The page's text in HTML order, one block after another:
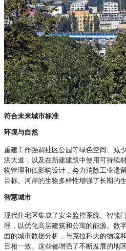
符合未来城市标准
环境与自然
重建工作强调社区公园等绿色空间、减
洪大道，以及在新建建筑中使用可持续
物管理和低影响设计，努力消除工业遗
目标。河岸的生物多样性增强了长期的生
智慧城市
现代住宅区集成了安全监控系统、智能
理，以优化高层建筑和公寓的能源。数
面的城市数据分析，与克拉科夫的物流
目相一致。这些都增强了不断发展的地